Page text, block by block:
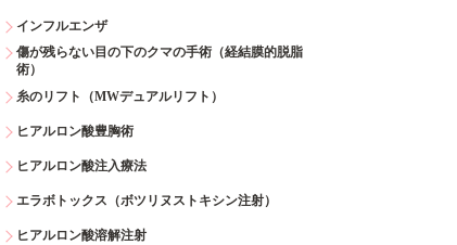
インフルエンザ
傷が残らない目の下のクマの手術（経結膜的脱脂
術）
糸のリフト（MWデュアルリフト）
ヒアルロン酸豊胸術
ヒアルロン酸注入療法
エラボトックス（ボツリヌストキシン注射）
ヒアルロン酸溶解注射